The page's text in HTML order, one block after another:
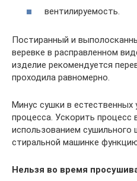
вентилируемость.
Постиранный и
веревке в расправленном
изделие рекомендуется
проходила равномерно.
Минус сушки в естественных
процесса. Ускорить процесс
использованием
стиральной машинке
Нельзя во время